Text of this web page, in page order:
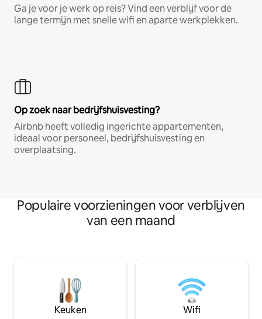
Ga je voor je werk op reis? Vind een verblijf voor de
lange termijn met snelle wifi en aparte werkplekken.
Op zoek naar bedrijfshuisvesting?
Airbnb heeft volledig ingerichte appartementen,
ideaal voor personeel, bedrijfshuisvesting en
overplaatsing.
Populaire voorzieningen voor verblijven
van een maand
Keuken Wifi